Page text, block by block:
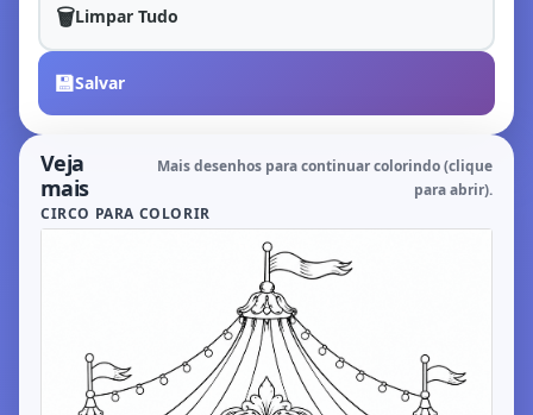
🗑️Limpar Tudo
💾Salvar
Veja
mais
Mais desenhos para continuar colorindo (clique
para abrir).
CIRCO PARA COLORIR